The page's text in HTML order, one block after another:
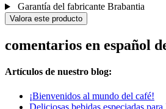
Garantía del fabricante Brabantia
Valora este producto
comentarios en español
Artículos de nuestro blog:
¡Bienvenidos al mundo del café!
Deliciosas bebidas especiadas